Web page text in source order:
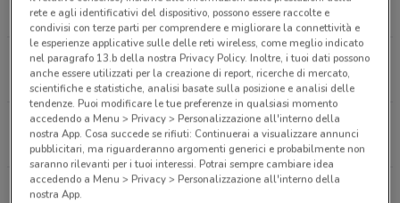
23.4 km
Via Masullo, 76 Napoli
23.9 km
CHIUSO
S.S. 87 Marcianise
24.2 km
CHIUSO
Tutti i negozi Flying Tiger
rete e agli identificativi del dispositivo, possono essere raccolte e
condivisi con terze parti per comprendere e migliorare la connettività e
le esperienze applicative sulle delle reti wireless, come meglio indicato
nel paragrafo 13.b della nostra Privacy Policy. Inoltre, i tuoi dati possono
anche essere utilizzati per la creazione di report, ricerche di mercato,
scientifiche e statistiche, analisi basate sulla posizione e analisi delle
tendenze. Puoi modificare le tue preferenze in qualsiasi momento
accedendo a Menu > Privacy > Personalizzazione all'interno della
nostra App. Cosa succede se rifiuti: Continuerai a visualizzare annunci
pubblicitari, ma riguarderanno argomenti generici e probabilmente non
saranno rilevanti per i tuoi interessi. Potrai sempre cambiare idea
accedendo a Menu > Privacy > Personalizzazione all'interno della
nostra App.